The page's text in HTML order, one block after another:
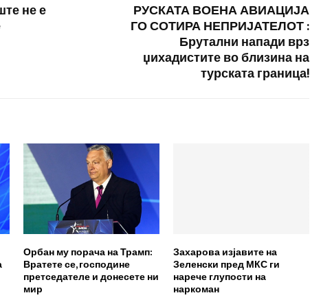
не е РУСКАТА ВОЕНА АВИАЦИЈА
ГО СОТИРА НЕПРИЈАТЕЛОТ :
Брутални напади врз
џихадистите во близина на
турската граница!
Орбан му порача на Трамп:
Вратете се, господине
претседателе и донесете ни
мир
Захарова изјавите на
Зеленски пред МКС ги
нарече глупости на
наркоман